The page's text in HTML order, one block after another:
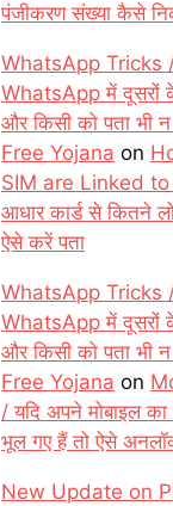
पंजीकरण संख्या कैसे
WhatsApp Tricks
WhatsApp में दूसरों
और किसी को पता भी
Free Yojana on
SIM are Linked
आधार कार्ड से कितने
ऐसे करें पता
WhatsApp Tricks
WhatsApp में दूसरों
और किसी को पता भी
Free Yojana on
/ यदि अपने मोबाइल का
भूल गए हैं तो ऐसे
New Update on